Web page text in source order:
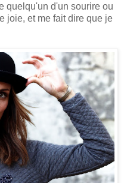
quelqu'un d'un sourire ou
joie, et me fait dire que je